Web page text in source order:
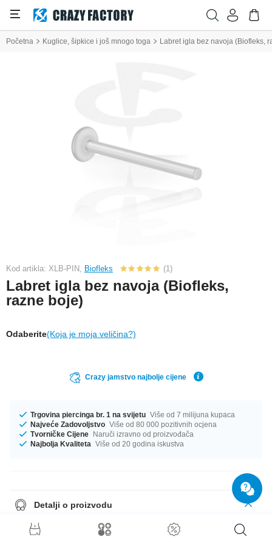
Početna Kuglice, šipkice i još mnogo toga Labret igla bez navoja (Biofleks,
Kod artikla: XLB-PIN, Biofleks (1)
Labret igla bez navoja (Biofleks,
razne boje)
Odaberite(Koja je moja veličina?)
Crazy jamstvo najbolje cijene
Trgovina piercinga br. 1 na svijetu Više od 7 milijuna kupaca
Najveće Zadovoljstvo Više od 80 000 pozitivnih ocjena
Tvorničke Cijene Naruči izravno od proizvođača
Najbolja Kvaliteta Više od 20 godina iskustva
Detalji o proizvodu
Bioflex-Pins are self-threading, you can screw any metal ball with a thread
on these pins.